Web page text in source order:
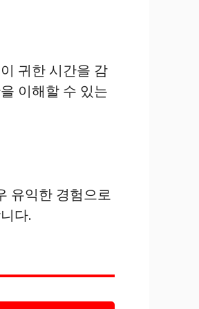
귀한 시간을 감
이해할 수 있는
유익한 경험으로
다.